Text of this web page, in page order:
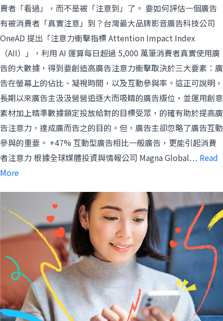
費者「看過」，而不是被「注意到」了。 要如何評估一個廣告
有被消費者「真實注意」到？台灣最大品牌影音廣告科技公司
OneAD 提出「注意力衝擊指標 Attention Impact Index
（AII）」，利用 AI 運算每日超過 5,000 萬筆消費者真實使用廣
告的大數據，得到要創造高廣告注意力衝擊取決於三大要素：廣
告在螢幕上的佔比、凝視時間，以及互動參與率。這正可說明，
長期以來廣告主汲汲營營追逐大而吸睛的廣告版位，並運用創意
素材加上精準數據鎖定投放給對的目標受眾，的確有助於提高廣
告注意力，達成廣而告之的目的。但，廣告主卻忽略了廣告互動
參與的重要。 +47% 互動型廣告相比一般廣告，更能引起消費
者注意力 根據全球媒體投資與情報公司 Magna Global… Read
More